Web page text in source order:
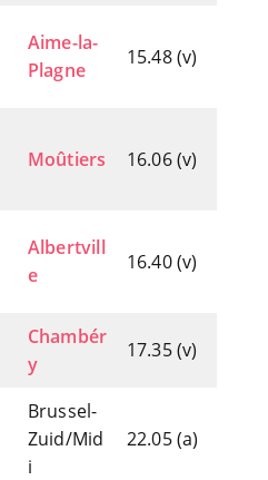
Aime-la-
Plagne
15.48 (v)
Moûtiers 16.06 (v)
Albertvill
e
16.40 (v)
Chambér
y
17.35 (v)
Brussel-
Zuid/Mid
i
22.05 (a)